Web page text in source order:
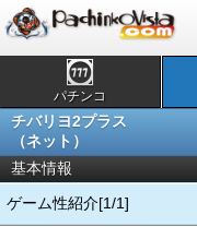
パチンコ
チバリヨ2プラス
（ネット）
基本情報
ゲーム性紹介[1/1]